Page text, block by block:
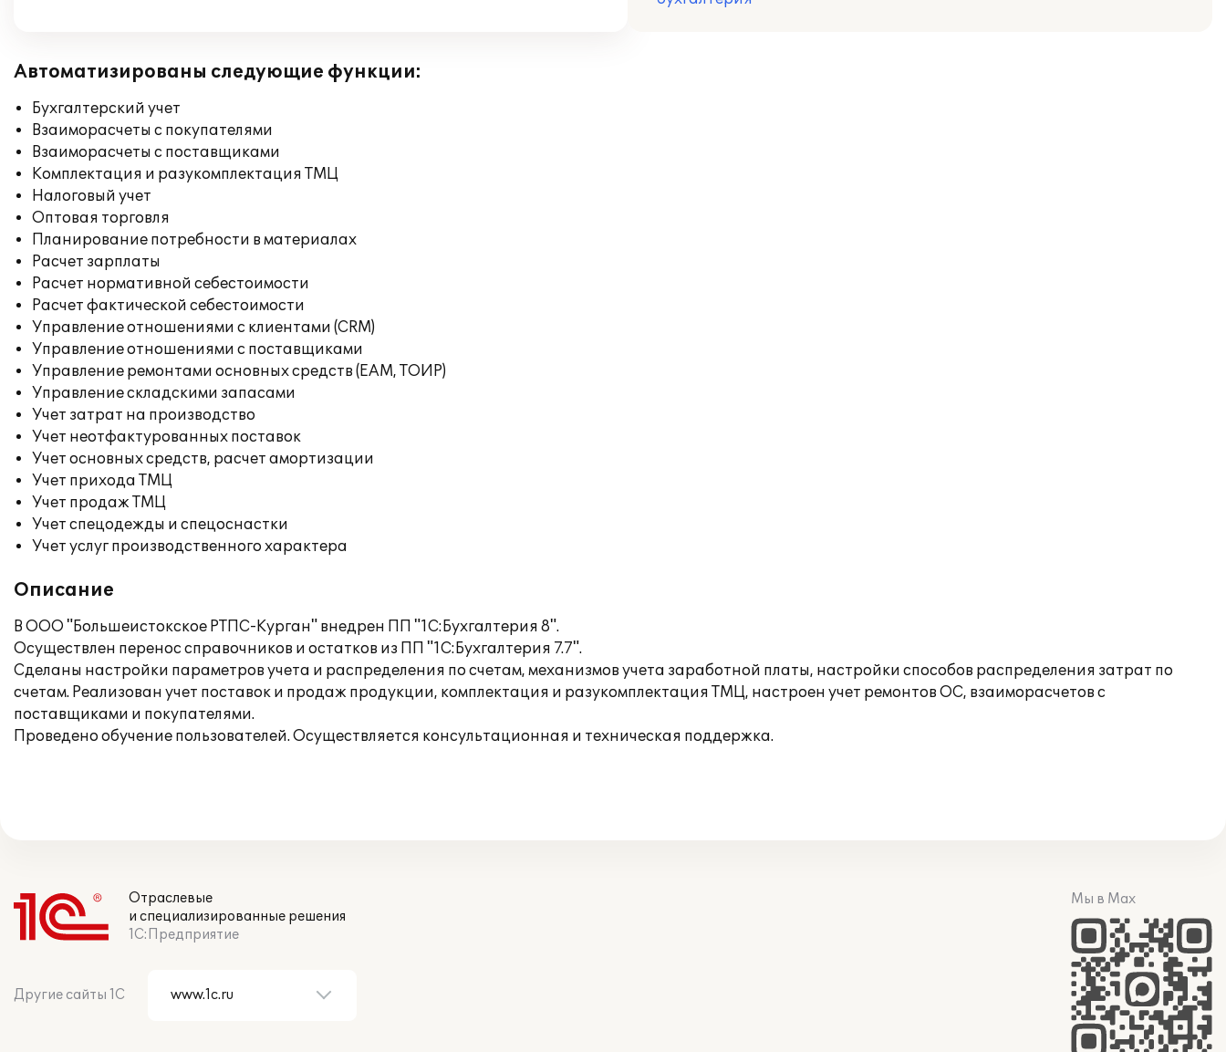
Автоматизированы следующие функции:
Бухгалтерский учет
Взаиморасчеты с покупателями
Взаиморасчеты с поставщиками
Комплектация и разукомплектация ТМЦ
Налоговый учет
Оптовая торговля
Планирование потребности в материалах
Расчет зарплаты
Расчет нормативной себестоимости
Расчет фактической себестоимости
Управление отношениями с клиентами (CRM)
Управление отношениями с поставщиками
Управление ремонтами основных средств (EAM, ТОИР)
Управление складскими запасами
Учет затрат на производство
Учет неотфактурованных поставок
Учет основных средств, расчет амортизации
Учет прихода ТМЦ
Учет продаж ТМЦ
Учет спецодежды и спецоснастки
Учет услуг производственного характера
Описание
В ООО "Большеистокское РТПС-Курган" внедрен ПП "1С:Бухгалтерия 8".
Осуществлен перенос справочников и остатков из ПП "1С:Бухгалтерия 7.7".
Сделаны настройки параметров учета и распределения по счетам, механизмов учета заработной платы, настройки способов распределения затрат по
счетам. Реализован учет поставок и продаж продукции, комплектация и разукомплектация ТМЦ, настроен учет ремонтов ОС, взаиморасчетов с
поставщиками и покупателями.
Проведено обучение пользователей. Осуществляется консультационная и техническая поддержка.
Отраслевые
и специализированные решения
1С:Предприятие
Другие сайты 1С
Мы в Max